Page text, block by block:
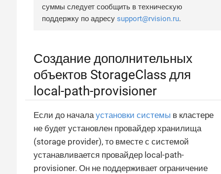
суммы следует сообщить в техническую
поддержку по адресу support@rvision.ru.
Создание дополнительных
объектов StorageClass для
local-path-provisioner
Если до началаустановки системы в кластере
не будет установлен провайдер хранилища
(storage provider), то вместе с системой
устанавливается провайдер local-path-
provisioner. Он не поддерживает ограничение